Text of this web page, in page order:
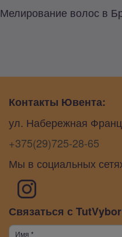
Мелирование волос в
Контакты Ювента:
ул. Набережная
+375(29)725-28-65
Мы в социальных
Связаться с